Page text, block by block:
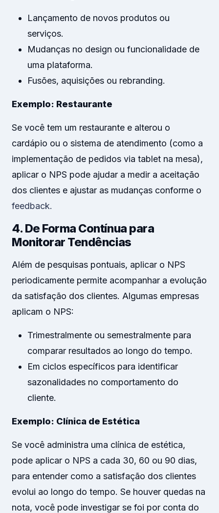
Lançamento de novos produtos ou
serviços.
Mudanças no design ou funcionalidade de
uma plataforma.
Fusões, aquisições ou rebranding.
Exemplo: Restaurante
Se você tem um restaurante e alterou o
cardápio ou o sistema de atendimento (como a
implementação de pedidos via tablet na mesa),
aplicar o NPS pode ajudar a medir a aceitação
dos clientes e ajustar as mudanças conforme o
feedback.
4. De Forma Contínua para
Monitorar Tendências
Além de pesquisas pontuais, aplicar o NPS
periodicamente permite acompanhar a evolução
da satisfação dos clientes. Algumas empresas
aplicam o NPS:
Trimestralmente ou semestralmente para
comparar resultados ao longo do tempo.
Em ciclos específicos para identificar
sazonalidades no comportamento do
cliente.
Exemplo: Clínica de Estética
Se você administra uma clínica de estética,
pode aplicar o NPS a cada 30, 60 ou 90 dias,
para entender como a satisfação dos clientes
evolui ao longo do tempo. Se houver quedas na
nota, você pode investigar se foi por conta do